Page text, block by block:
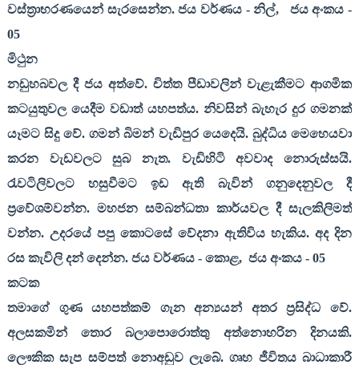
වස්ත්‍රාභරණයෙන් සැරසෙන්න. ජය වර්ණය - නිල්,
ජය අංකය -
05
මිථුන
නඩුහබවල දී ජය අත්වේ. චිත්ත පීඩාවලින් වැළැකීමට ආගමික
කටයුතුවල යෙදීම වඩාත් යහපත්ය. නිවසින් බැහැර දුර ගමනක්
යෑමට සිදු වේ. ගමන් බිමන් වැඩිපුර යෙදෙයි. බුද්ධිය මෙහෙයවා
කරන වැඩවලට සුබ නැත. වැඩිහිටි අවවාද නොරුස්සයි.
රැවටිලිවලට හසුවීමට ඉඩ ඇති බැවින් ගනුදෙනුවල දී
ප්‍රවේශම්වන්න. මහජන සම්බන්ධතා කාර්යවල දී සැලකිලිමත්
වන්න. උදරයේ පපු කොටසේ වේදනා ඇතිවිය හැකිය. අද දින
රස කැවිලි දන් දෙන්න. ජය වර්ණය - කොළ, ජය අංකය - 05
කටක
තමාගේ ගුණ යහපත්කම් ගැන අන්‍යයන් අතර ප්‍රසිද්ධ වේ.
අලසකමින් තොර බලාපොරොත්තු අත්නොහරින දිනයකි.
ලෞකික සැප සම්පත් නොඅඩුව ලැබේ. ගෘහ ජීවිතය බාධාකාරී